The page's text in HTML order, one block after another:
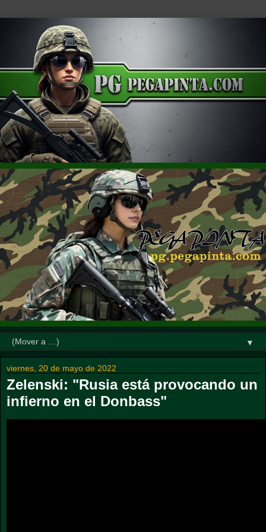
▼
viernes, 20 de mayo de 2022
Zelenski: "Rusia está provocando un
infierno en el Donbass"